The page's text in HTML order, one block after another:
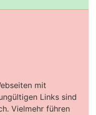
mit
Links sind
Vielmehr führen